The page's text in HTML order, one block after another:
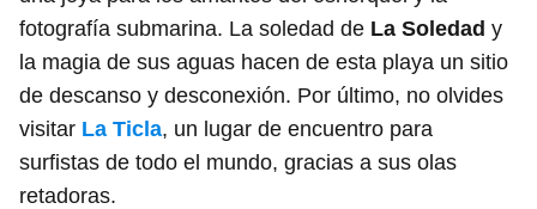
fotografía submarina. La soledad de La Soledad y
la magia de sus aguas hacen de esta playa un sitio
de descanso y desconexión. Por último, no olvides
visitar La Ticla, un lugar de encuentro para
surfistas de todo el mundo, gracias a sus olas
retadoras.